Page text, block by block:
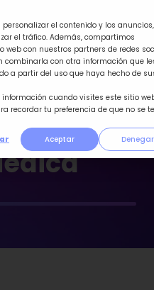
el contenido y los anuncios,
el tráfico. Además, compartimos
con nuestros partners de redes
combinarla con otra información que
a partir del uso que haya hecho de
cuando visites este sitio
recordar tu preferencia de que no se
Aceptar Denegar